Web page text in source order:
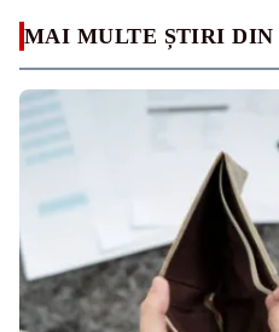
MAI MULTE ȘTIRI DIN